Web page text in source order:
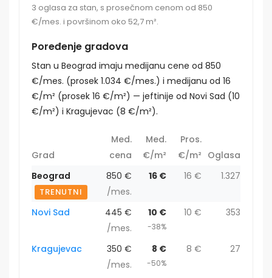
3 oglasa za stan, s prosečnom cenom od 850
€/mes. i površinom oko 52,7 m².
Poređenje gradova
Stan u Beograd imaju medijanu cene od 850
€/mes. (prosek 1.034 €/mes.) i medijanu od 16
€/m² (prosek 16 €/m²) — jeftinije od Novi Sad (10
€/m²) i Kragujevac (8 €/m²).
Grad
Med.
cena
Med.
€/m²
Pros.
€/m² Oglasa
Beograd
TRENUTNI
850 €
/mes.
16 € 16 € 1.327
Novi Sad
445 €
/mes.
10 €
-38%
10 € 353
Kragujevac
350 €
/mes.
8 €
-50%
8 € 27